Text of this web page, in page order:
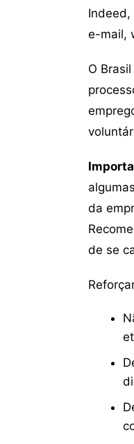
Indeed,
e-mail,
O
da
de se